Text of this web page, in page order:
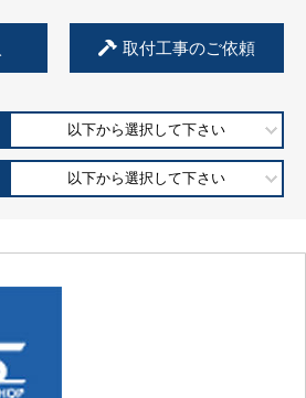
取付工事のご依頼
以下から選択して下さい
以下から選択して下さい